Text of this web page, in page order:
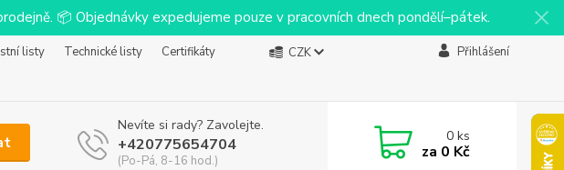
📦 Objednávky expedujeme pouze v pracovních dnech pondělí–pátek.
listy Technické listy
Certifikáty
CZK Přihlášení
Nevíte si rady? Zavolejte.
+420775654704
(Po-Pá, 8-16 hod.)
0ks
za 0 Kč